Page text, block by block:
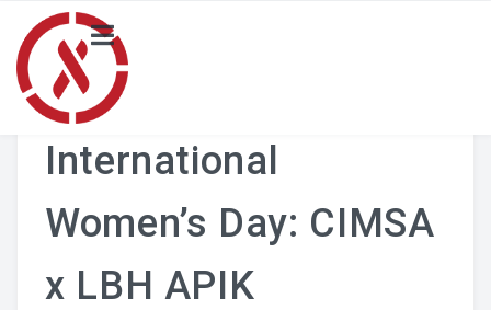
NEWS
Local Activity Highlights
Locals
International
Women’s Day: CIMSA
x LBH APIK